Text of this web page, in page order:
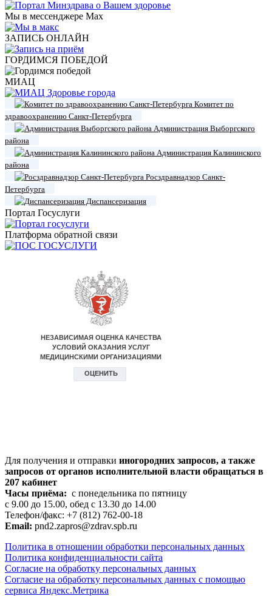
Мы в мессенджере Max
ЗАПИСЬ ОНЛАЙН
ГОРДИМСЯ ПОБЕДОЙ
МИАЦ
Комитет по
здравоохранению Санкт-Петербурга
Администрация Выборгского
района
Администрация Калининского
района
Росздравнадзор Санкт-
Петербурга
Диспансеризация
Портал Госуслуги
Платформа обратной связи
Для получения и отправки иногородних запросов, а также
запросов от органов исполнительной власти обращаться в
207 кабинет
Часы приёма: с понедельника по пятницу
с 9.00 до 15.00, обед с 13.30 до 14.00
Телефон/факс: +7 (812) 762-00-18
Email: pnd2.zapros@zdrav.spb.ru
Политика в отношении обработки персональных данных
Политика конфиденциальности сайта
Согласие на обработку персональных данных
Согласие на обработку персональных данных с помощью
сервиса Яндекс.Метрика